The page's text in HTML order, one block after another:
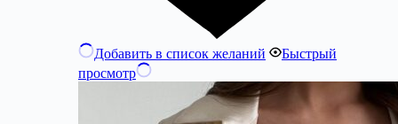
Добавить в список желаний
Быстрый
просмотр